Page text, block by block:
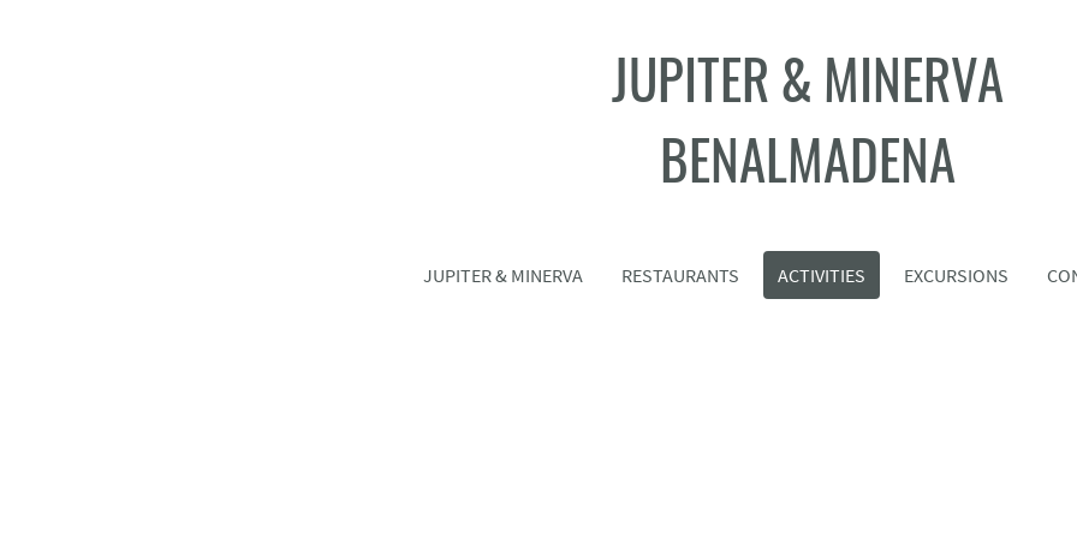
JUPITER&MINERVA
BENALMADENA
JUPITER & MINERVA RESTAURANTS ACTIVITIES EXCURSIONS